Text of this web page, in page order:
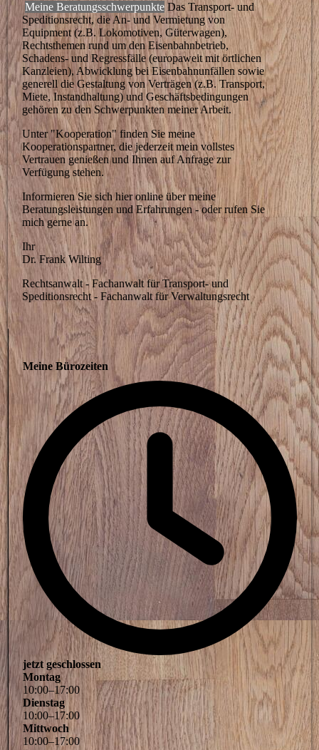
Meine Beratungsschwerpunkte Das Transport- und
Speditionsrecht, die An- und Vermietung von
Equipment (z.B. Lokomotiven, Güterwagen),
Rechtsthemen rund um den Eisenbahnbetrieb,
Schadens- und Regressfälle (europaweit mit örtlichen
Kanzleien), Abwicklung bei Eisenbahnunfällen sowie
generell die Gestaltung von Verträgen (z.B. Transport,
Miete, Instandhaltung) und Geschäftsbedingungen
gehören zu den Schwerpunkten meiner Arbeit.
Unter "Kooperation" finden Sie meine
Kooperationspartner, die jederzeit mein vollstes
Vertrauen genießen und Ihnen auf Anfrage zur
Verfügung stehen.
Informieren Sie sich hier online über meine
Beratungsleistungen und Erfahrungen - oder rufen Sie
mich gerne an.
Ihr
Dr. Frank Wilting
Rechtsanwalt - Fachanwalt für Transport- und
Speditionsrecht - Fachanwalt für Verwaltungsrecht
Meine Bürozeiten
jetzt geschlossen
Montag
10:00–17:00
Dienstag
10:00–17:00
Mittwoch
10:00–17:00